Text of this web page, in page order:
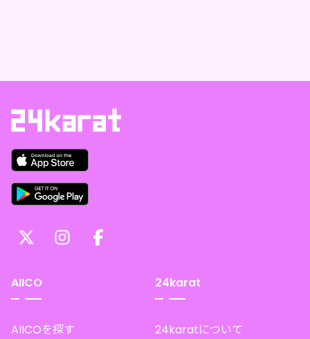
AIICO
AIICOを探す
24karat
24karatについて